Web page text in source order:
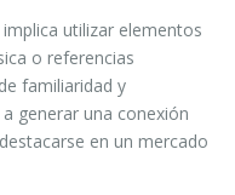
utilizar elementos
o referencias
familiaridad y
generar una conexión
en un mercado